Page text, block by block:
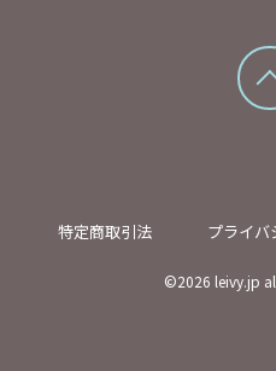
特定商取引法 プライバ
©2026 leivy.jp